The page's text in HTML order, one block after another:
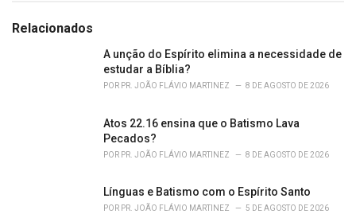
e
Relacionados
A unção do Espírito elimina a necessidade de
estudar a Bíblia?
POR PR. JOÃO FLÁVIO MARTINEZ 8 DE AGOSTO DE 2026
Atos 22.16 ensina que o Batismo Lava
Pecados?
POR PR. JOÃO FLÁVIO MARTINEZ 8 DE AGOSTO DE 2026
Línguas e Batismo com o Espírito Santo
POR PR. JOÃO FLÁVIO MARTINEZ 5 DE AGOSTO DE 2026